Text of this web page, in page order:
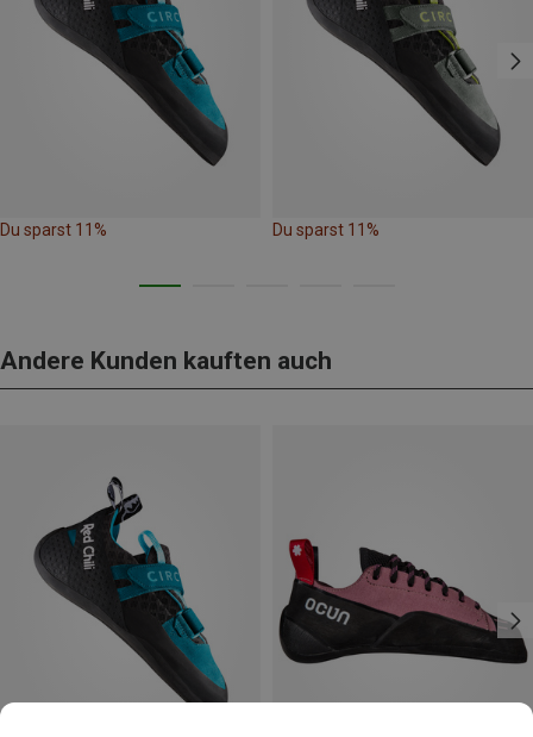
Du sparst 11% Du sparst 11%
Andere Kunden kauften auch